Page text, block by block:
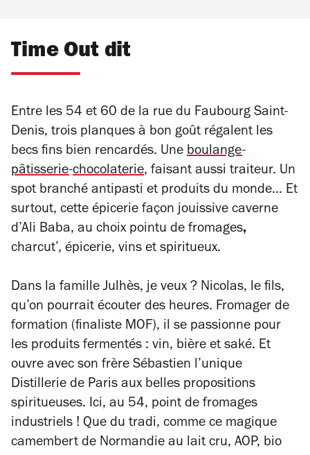
Time Out dit
Entre les 54 et 60 de la rue du Faubourg Saint-
Denis, trois planques à bon goût régalent les
becs fins bien rencardés. Une boulange-
pâtisserie-chocolaterie, faisant aussi traiteur. Un
spot branché antipasti et produits du monde… Et
surtout, cette épicerie façon jouissive caverne
d’Ali Baba, au choix pointu de fromages,
charcut’, épicerie, vins et spiritueux.
Dans la famille Julhès, je veux ? Nicolas, le fils,
qu’on pourrait écouter des heures. Fromager de
formation (finaliste MOF), il se passionne pour
les produits fermentés : vin, bière et saké. Et
ouvre avec son frère Sébastien l’unique
Distillerie de Paris aux belles propositions
spiritueuses. Ici, au 54, point de fromages
industriels ! Que du tradi, comme ce magique
camembert de Normandie au lait cru, AOP, bio